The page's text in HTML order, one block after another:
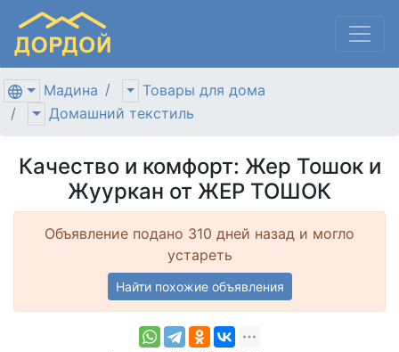
Мадина
Товары для дома
Домашний текстиль
Качество и комфорт: Жер Тошок и
Жууркан от ЖЕР ТОШОК
Объявление подано 310 дней назад и могло
устареть
Найти похожие объявления